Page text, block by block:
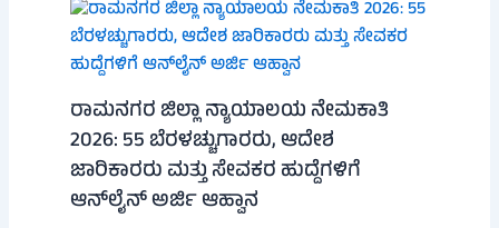
ರಾಮನಗರ ಜಿಲ್ಲಾ ನ್ಯಾಯಾಲಯ ನೇಮಕಾತಿ
2026: 55 ಬೆರಳಚ್ಚುಗಾರರು, ಆದೇಶ
ಜಾರಿಕಾರರು ಮತ್ತು ಸೇವಕರ ಹುದ್ದೆಗಳಿಗೆ
ಆನ್‌ಲೈನ್ ಅರ್ಜಿ ಆಹ್ವಾನ